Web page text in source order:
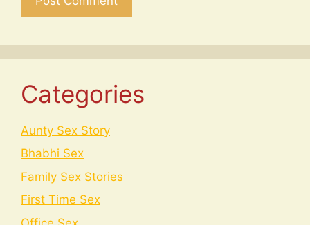
Categories
Aunty Sex Story
Bhabhi Sex
Family Sex Stories
First Time Sex